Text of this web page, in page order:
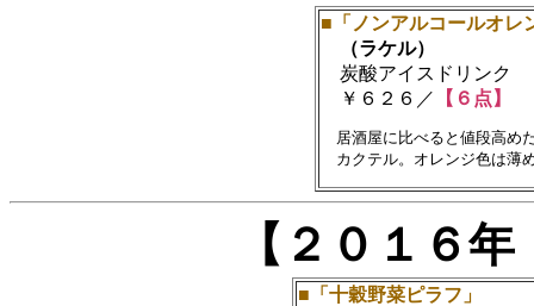
■「ノンアルコールオレ
（ラケル）
炭酸アイスドリンク
￥６２６／
【６点】
居酒屋に比べると値段高め
【２０１６
■「十穀野菜ピラフ」